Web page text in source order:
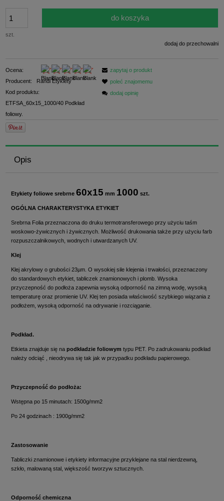
szt.
do koszyka
dodaj do przechowalni
Ocena:
Producent:
Randi Etykiety
Kod produktu:
ETFSA_60x15_1000/40 Podkład
foliowy.
zapytaj o produkt
poleć znajomemu
dodaj opinię
Opis
Etykiety foliowe srebrne 60x15 mm 1000 szt.
OGÓLNA CHARAKTERYSTYKA ETYKIET
Srebrna Folia przeznaczona do druku termotransferowego przy użyciu taśm
woskowo-żywicznych i żywicznych. Możliwość drukowania także przy użyciu farb
rozpuszczalnikowych, wodnych i utwardzanych UV.
Klej
Klej akrylowy o grubości 23µm. O wysokiej sile klejenia i trwałości, przeznaczony
do standardowych etykiet, tabliczek znamionowych i plomb. Wysoka
przyczepność do podłoża zapewnia wysoką odporność na zimną wodę, wysoką
temperaturę oraz promienie UV. Klej ten posiada właściwość szybkiego wiązania z
podłożem, wysoką odporność na odrywanie i rozciąganie.
Podkład.
Etkieta znajduje się na podkładzie foliowym typu PET. Po zadrukowaniu podkład
należy odciąć , nieodrywa się tak jak w przypadku podkładu papierowego.
Przyczepność do podłoża:
Wstępna po 15 minutach: 1500g/mm2
Po 24 godzinach : 1900g/mm2
Zastosowanie
Tabliczki znamionowe i etykiety informacyjne przyklejane na stal nierdzewną,
szkło, malowaną stal, większość tworzyw sztucznych.
Odporność chemiczna